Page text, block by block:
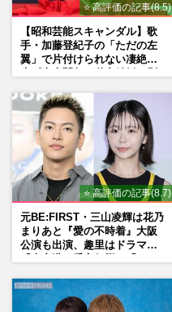
⭐ 高評価の記事(8.5)
【昭和芸能スキャンダル】歌
手・加藤登紀子の「ただの左
翼」で片付けられない凄絶半
⭐ 高評価の記事(8.7)
元BE:FIRST・三山凌輝は花乃
まりあと『愛の不時着』大阪
公演も出演、趣里はドラマ